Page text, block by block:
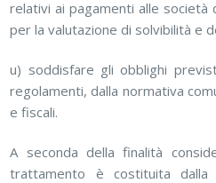
relativi ai pagamenti alle società
per la valutazione di solvibilità e
u) soddisfare gli obblighi
regolamenti, dalla normativa
e fiscali.
A seconda della finalità
trattamento è costituita